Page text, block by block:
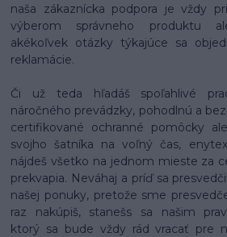
naša zákaznícka podpora je vždy
výberom správneho produktu
akékoľvek otázky týkajúce sa
reklamácie.
Či už teda hľadáš spoľahlivé
náročného prevádzky, pohodlnú a
certifikované ochranné pomôcky
svojho šatníka na voľný čas,
nájdeš všetko na jednom mieste za
prekvapia. Neváhaj a príď sa
našej ponuky, pretože sme
raz nakúpiš, stanešs sa našim
ktorý sa bude vždy rád vracať pre